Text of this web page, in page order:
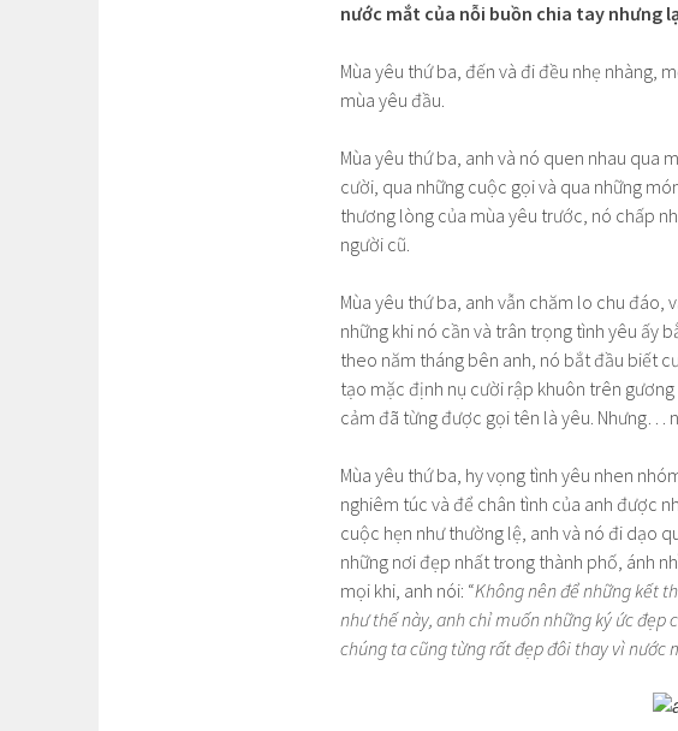
nước mắt của nỗi buồn chia tay nhưng
Mùa yêu thứ ba, đến và đi đều nhẹ nhàng,
mùa yêu đầu.
Mùa yêu thứ ba, anh và nó quen nhau qua
cười, qua những cuộc gọi và qua những
thương lòng của mùa yêu trước, nó chấp
người cũ.
Mùa yêu thứ ba, anh vẫn chăm lo chu đáo,
những khi nó cần và trân trọng tình yêu ấy
theo năm tháng bên anh, nó bắt đầu biết
tạo mặc định nụ cười rập khuôn trên
cảm đã từng được gọi tên là yêu. Nhưng…
Mùa yêu thứ ba, hy vọng tình yêu nhen
nghiêm túc và để chân tình của anh được
cuộc hẹn như thường lệ, anh và nó đi dạo
những nơi đẹp nhất trong thành phố, ánh
mọi khi, anh nói: “Không nên để những kết
như thế này, anh chỉ muốn những ký ức đẹp
chúng ta cũng từng rất đẹp đôi thay vì nước